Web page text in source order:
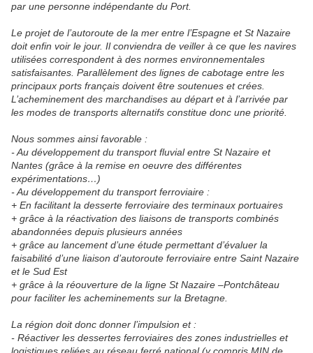
par une personne indépendante du Port.
Le projet de l’autoroute de la mer entre l’Espagne et St Nazaire
doit enfin voir le jour. Il conviendra de veiller à ce que les navires
utilisées correspondent à des normes environnementales
satisfaisantes. Parallèlement des lignes de cabotage entre les
principaux ports français doivent être soutenues et crées.
L’acheminement des marchandises au départ et à l’arrivée par
les modes de transports alternatifs constitue donc une priorité.
Nous sommes ainsi favorable :
- Au développement du transport fluvial entre St Nazaire et
Nantes (grâce à la remise en oeuvre des différentes
expérimentations…)
- Au développement du transport ferroviaire :
+ En facilitant la desserte ferroviaire des terminaux portuaires
+ grâce à la réactivation des liaisons de transports combinés
abandonnées depuis plusieurs années
+ grâce au lancement d’une étude permettant d’évaluer la
faisabilité d’une liaison d’autoroute ferroviaire entre Saint Nazaire
et le Sud Est
+ grâce à la réouverture de la ligne St Nazaire –Pontchâteau
pour faciliter les acheminements sur la Bretagne.
La région doit donc donner l’impulsion et :
- Réactiver les dessertes ferroviaires des zones industrielles et